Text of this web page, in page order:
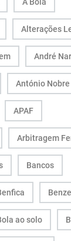
Alterações
André
António Nobre
APAF
Arbitragem
Bancos
ao solo